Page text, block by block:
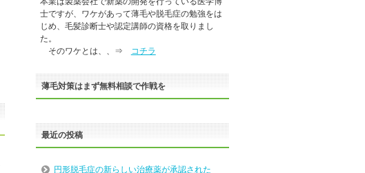
士ですが、ワケがあって薄毛や脱毛症の勉強をは
じめ、毛髪診断士や認定講師の資格を取りまし
た。
そのワケとは、、⇒ コチラ
薄毛対策はまず無料相談で作戦を
最近の投稿
円形脱毛症の新らしい治療薬が承認された